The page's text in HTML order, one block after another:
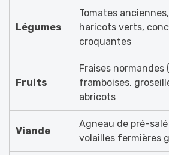
Légumes
Tomates
haricots verts,
croquantes
Fruits
Fraises normandes
framboises,
abricots
Viande
Agneau de pré-
volailles fermières